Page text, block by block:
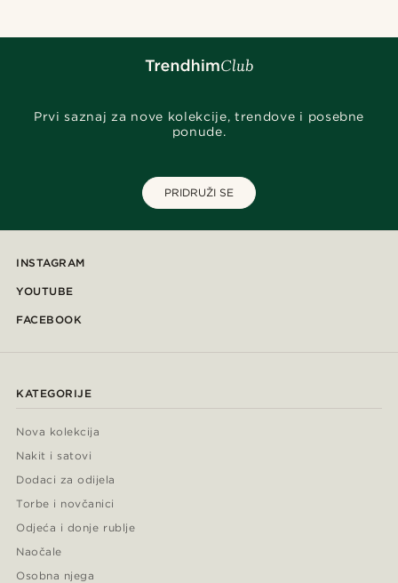
Prvi saznaj za nove kolekcije, trendove i posebne
ponude.
PRIDRUŽI SE
INSTAGRAM
YOUTUBE
FACEBOOK
KATEGORIJE
Nova kolekcija
Nakit i satovi
Dodaci za odijela
Torbe i novčanici
Odjeća i donje rublje
Naočale
Osobna njega